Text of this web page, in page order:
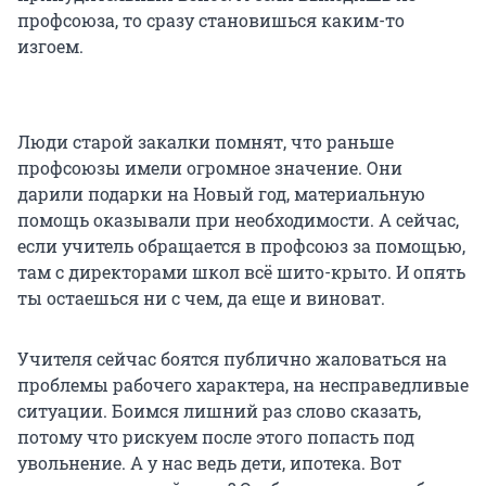
профсоюза, то сразу становишься каким-то
изгоем.
Люди старой закалки помнят, что раньше
профсоюзы имели огромное значение. Они
дарили подарки на Новый год, материальную
помощь оказывали при необходимости. А сейчас,
если учитель обращается в профсоюз за помощью,
там с директорами школ всё шито-крыто. И опять
ты остаешься ни с чем, да еще и виноват.
Учителя сейчас боятся публично жаловаться на
проблемы рабочего характера, на несправедливые
ситуации. Боимся лишний раз слово сказать,
потому что рискуем после этого попасть под
увольнение. А у нас ведь дети, ипотека. Вот